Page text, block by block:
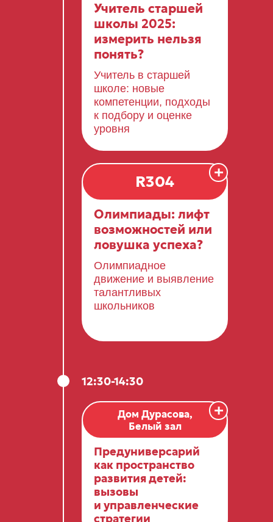
Учитель в старшей
школе: новые
компетенции, подходы
к подбору и оценке
уровня
Учитель старшей
школы 2025:
измерить нельзя
понять?
Олимпиады: лифт
возможностей или
ловушка успеха?
R304 +
Олимпиадное
движение и выявление
талантливых
школьников
Предуниверсарий
как пространство
развития детей:
вызовы
и управленческие
стратегии
Дом Дурасова,
Белый зал
+
12:30-14:30